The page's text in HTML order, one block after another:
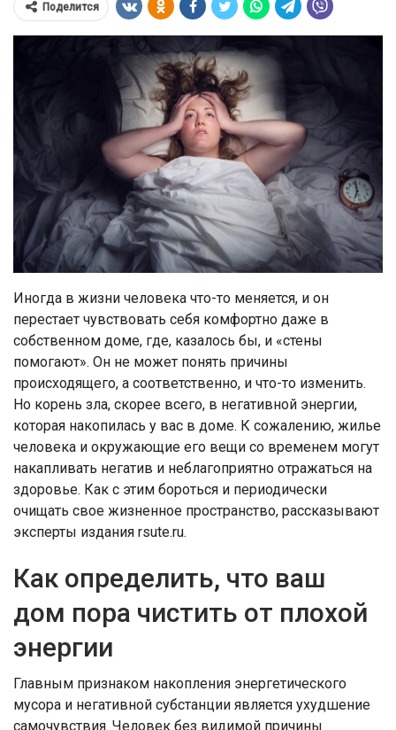
Поделится
Иногда в жизни человека что-то меняется, и он
перестает чувствовать себя комфортно даже в
собственном доме, где, казалось бы, и «стены
помогают». Он не может понять причины
происходящего, а соответственно, и что-то изменить.
Но корень зла, скорее всего, в негативной энергии,
которая накопилась у вас в доме. К сожалению, жилье
человека и окружающие его вещи со временем могут
накапливать негатив и неблагоприятно отражаться на
здоровье. Как с этим бороться и периодически
очищать свое жизненное пространство, рассказывают
эксперты издания rsute.ru.
Как определить, что ваш
дом пора чистить от плохой
энергии
Главным признаком накопления энергетического
мусора и негативной субстанции является ухудшение
самочувствия. Человек без видимой причины